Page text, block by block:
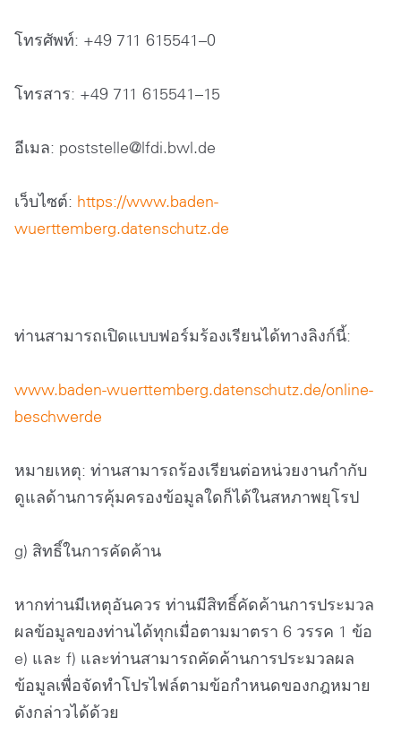
โทรศัพท์: +49 711 615541–0
โทรสาร: +49 711 615541–15
อีเมล: poststelle@lfdi.bwl.de
เว็บไซต์: https://www.baden-
wuerttemberg.datenschutz.de
ท่านสามารถเปิดแบบฟอร์มร้องเรียนได้ทางลิงก์นี้:
www.baden-wuerttemberg.datenschutz.de/online-
beschwerde
หมายเหตุ: ท่านสามารถร้องเรียนต่อหน่วยงานกำกับ
ดูแลด้านการคุ้มครองข้อมูลใดก็ได้ในสหภาพยุโรป
g) สิทธิ์ในการคัดค้าน
หากท่านมีเหตุอันควร ท่านมีสิทธิ์คัดค้านการประมวล
ผลข้อมูลของท่านได้ทุกเมื่อตามมาตรา 6 วรรค 1 ข้อ
e) และ f) และท่านสามารถคัดค้านการประมวลผล
ข้อมูลเพื่อจัดทำโปรไฟล์ตามข้อกำหนดของกฎหมาย
ดังกล่าวได้ด้วย